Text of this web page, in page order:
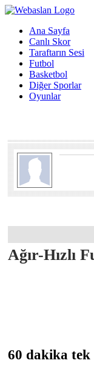
Ana Sayfa
Canlı Skor
Taraftarın Sesi
Futbol
Basketbol
Diğer Sporlar
Oyunlar
Ağır-Hızlı
60 dakika